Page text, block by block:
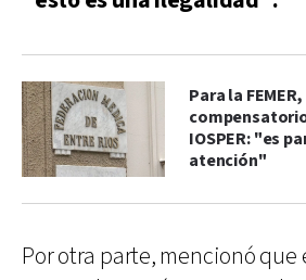
Para la
IOSPER: "es
atención"
Por otra parte, mencionó